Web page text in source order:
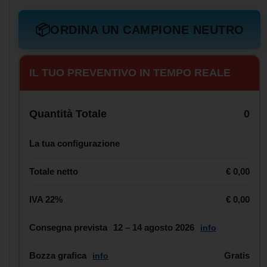
📦ORDINA UN CAMPIONE NEUTRO
IL TUO PREVENTIVO IN TEMPO REALE
Quantità Totale 0
La tua configurazione
Totale netto € 0,00
IVA 22% € 0,00
Consegna prevista 12 – 14 agosto 2026 info
Bozza grafica info Gratis